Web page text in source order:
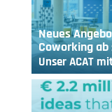
Neues
Coworking
Unser ACAT